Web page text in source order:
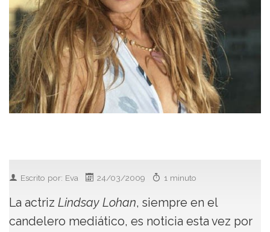
Escrito por: Eva 24/03/2009 1 minuto
La actriz Lindsay Lohan, siempre en el
candelero mediático, es noticia esta vez por